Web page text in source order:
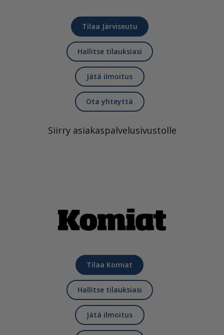
Tilaa Järviseutu
Hallitse tilauksiasi
Jätä ilmoitus
Ota yhteyttä
Siirry asiakaspalvelusivustolle
Tilaa Komiat
Hallitse tilauksiasi
Jätä ilmoitus